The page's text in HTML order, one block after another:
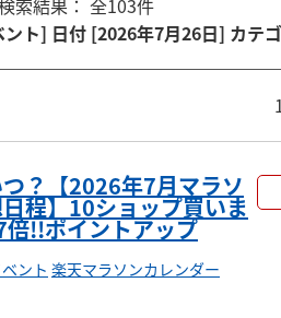
ント] 日付 [2026年7月26日] カテ
？【2026年7月マラソ
程】10ショップ買いま
!!ポイントアップ
ント 楽天マラソンカレンダー